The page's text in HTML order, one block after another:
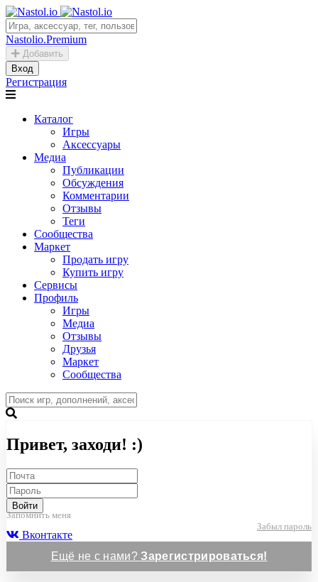
Nastolio.Premium
Добавить
Вход
Регистрация
Каталог
Игры
Аксессуары
Медиа
Публикации
Обсуждения
Комментарии
Отзывы
Теги
Сообщества
Маркет
Продать игру
Купить игру
Сервисы
Профиль
Игры
Медиа
Отзывы
Друзья
Маркет
Сообщества
Привет, заходи! :)
Войти
Запомнить меня
Забыл пароль
Вконтакте
Ещё не с нами?Зарегистрироваться!